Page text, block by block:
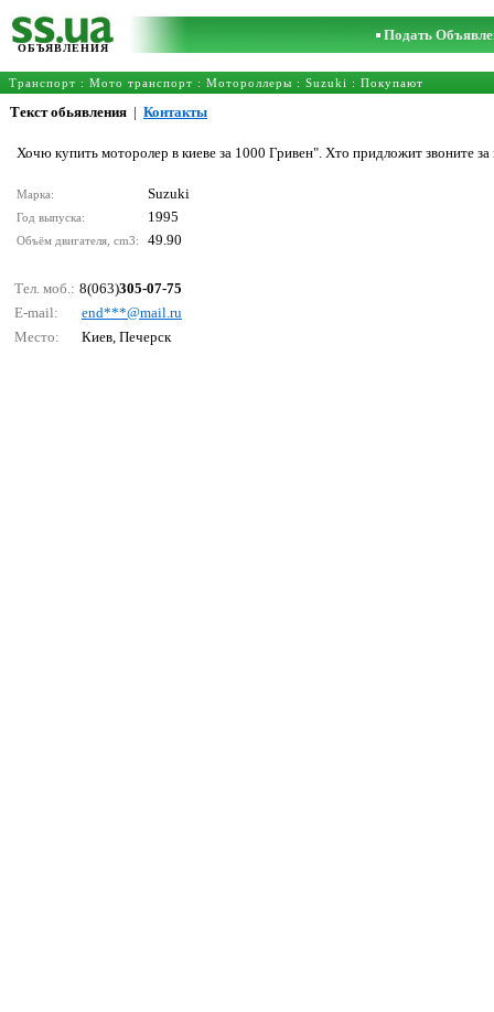
ОБЪЯВЛЕНИЯ
Подать
Транспорт : Мото транспорт : Мотороллеры : Suzuki : Покупают
Текст обьявления | Контакты
Хочю купить моторолер в киеве за 1000 Гривен". Хто придложит звоните
Марка: Suzuki
Год выпуска: 1995
Объём двигателя, cm3: 49.90
Тел. моб.: 8(063)305-07-75
E-mail:
еnd***@mаil.ru
Место:
Киев, Печерск